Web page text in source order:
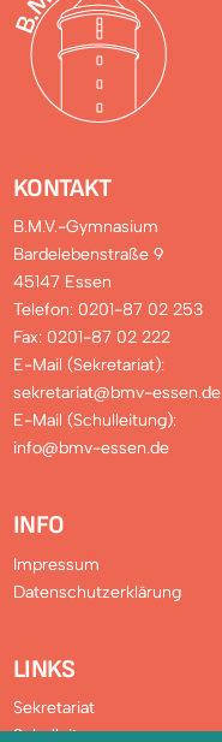
KONTAKT
B.M.V.-Gymnasium
Bardelebenstraße 9
45147 Essen
Telefon: 0201-87 02 253
Fax: 0201-87 02 222
E-Mail (Sekretariat):
sekretariat@bmv-essen.de
E-Mail (Schulleitung):
info@bmv-essen.de
INFO
Impressum
Datenschutzerklärung
LINKS
Sekretariat
Schulleitung